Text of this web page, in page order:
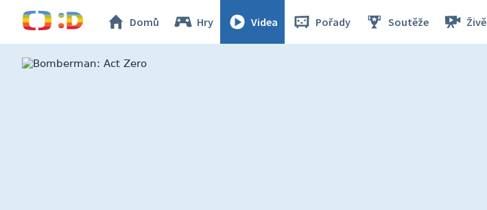
Domů Hry Videa Pořady Soutěže Živě